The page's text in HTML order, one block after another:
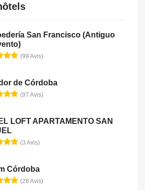
San Francisco (Antiguo
(99 Avis)
de Córdoba
(97 Avis)
LOFT APARTAMENTO SAN
(3 Avis)
Córdoba
(28 Avis)